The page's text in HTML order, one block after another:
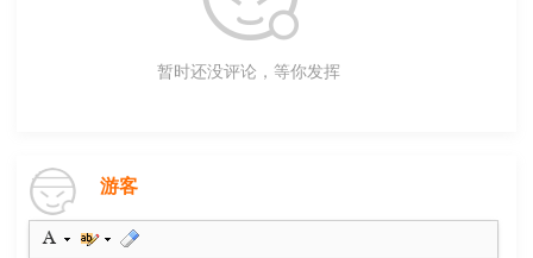
暂时还没评论，等你发挥
游客